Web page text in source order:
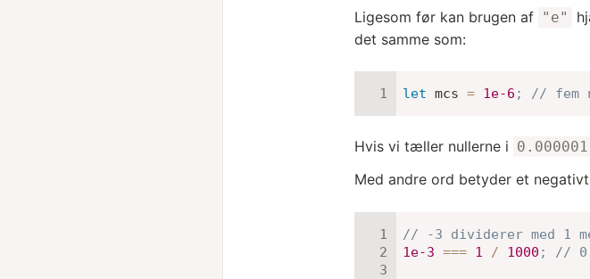
Ligesom før kan brugen af "e"
det samme som:
let mcs = 1e-6 ; // fem
Hvis vi tæller nullerne i 0.000001
Med andre ord betyder et
// -3 dividerer med 1
1e-3 === 1 / 1000 ; //